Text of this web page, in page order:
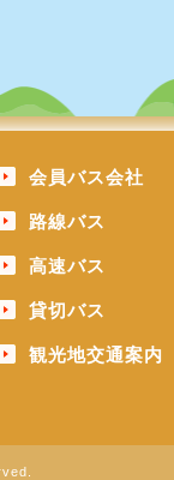
会員バス会社
路線バス
高速バス
貸切バス
観光地交通案内